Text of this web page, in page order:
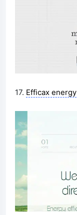
17. Efficax energy